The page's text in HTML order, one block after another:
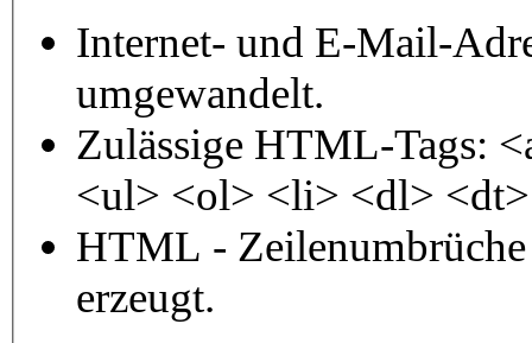
Internet- und E-Mail-
umgewandelt.
Zulässige HTML-Tags:
<ul> <ol> <li> <dl>
HTML - Zeilenumbrüche
erzeugt.